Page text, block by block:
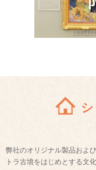
弊社のオリジナル製品およ
トラ古墳をはじめとする文